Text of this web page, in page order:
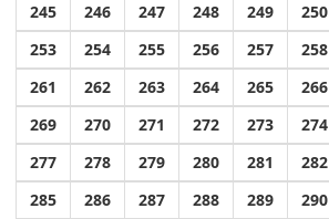
245
246 247 248 249 250
253
254 255 256 257 258
261
262 263 264 265 266
269
270 271 272 273 274
277
278 279 280 281 282
285
286 287 288 289 290